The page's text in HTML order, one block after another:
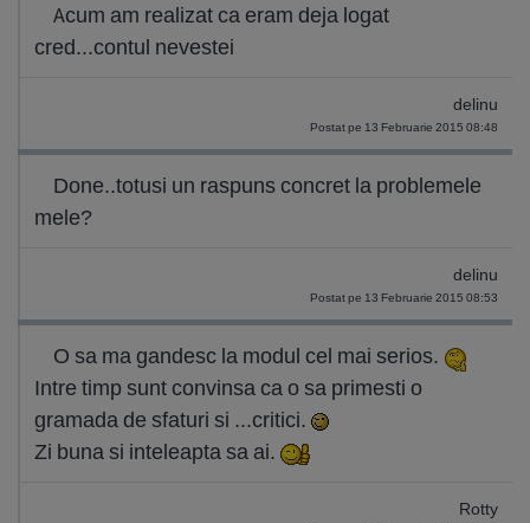
Acum am realizat ca eram deja logat
cred...contul nevestei
delinu
Postat pe 13 Februarie 2015 08:48
Done..totusi un raspuns concret la problemele
mele?
delinu
Postat pe 13 Februarie 2015 08:53
O sa ma gandesc la modul cel mai serios.
Intre timp sunt convinsa ca o sa primesti o
gramada de sfaturi si ...critici.
Zi buna si inteleapta sa ai.
Rotty